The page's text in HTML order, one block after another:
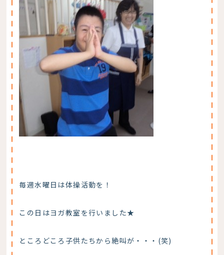
毎週水曜日は体操活動を！
この日はヨガ教室を行いました★
ところどころ子供たちから絶叫が・・・(笑)